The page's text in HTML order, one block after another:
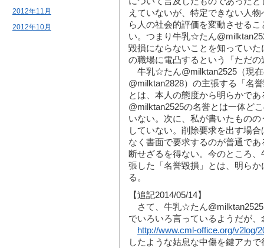
2012年11月
2012年10月
えていないが、特定できない人
ら人の社会的評価を変動させる
い。つまり牛乳☆たん
毀損にならないことを知ってい
の職場に電凸するという「ただ
牛乳☆たん@milktan2525（現
@milktan2828）の主張する「名
とは、本人の態度から明らかで
@milktan2525の名誉とは一体ど
いない。次に、私が書いたもの
していない。削除要求を出す場
なく書面で要求するのが普通で
断せざるを得ない。今のところ
張した「名誉毀損」とは、明ら
る。
【追記2014/05/14】
さて、牛乳☆たん@milktan2525
でいろいろ言っているようだが
http://www.cml-office.org/v2log/
したような姑息な中傷を鍵アカ